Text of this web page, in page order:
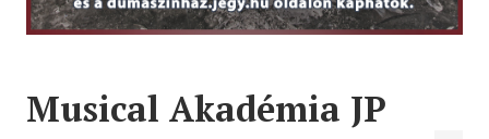
Musical Akadémia JP